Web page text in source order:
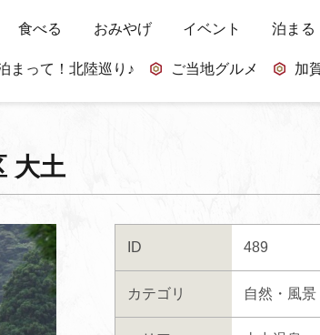
食べる おみやげ イベント 泊まる
まって！北陸巡り♪ ご当地グルメ 加
大土
ID 489
カテゴリ 自然・風景